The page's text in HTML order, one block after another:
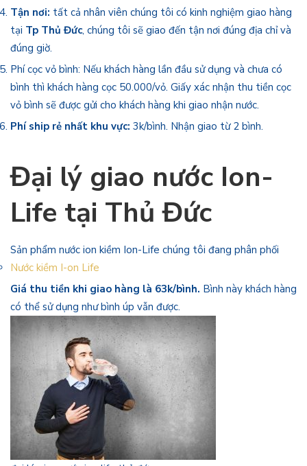
Tận nơi: tất cả nhân viên chúng tôi có kinh nghiệm giao hàng
tại Tp Thủ Đức, chúng tôi sẽ giao đến tận nơi đúng địa chỉ và
đúng giờ.
Phí cọc vỏ bình: Nếu khách hàng lần đầu sử dụng và chưa có
bình thì khách hàng cọc 50.000/vỏ. Giấy xác nhận thu tiền cọc
vỏ bình sẽ được gửi cho khách hàng khi giao nhận nước.
Phí ship rẻ nhất khu vực: 3k/bình. Nhận giao từ 2 bình.
Đại lý giao nước Ion-
Life tại Thủ Đức
Sản phẩm nước ion kiềm Ion-Life chúng tôi đang phân phối
Nước kiềm I-on Life
Giá thu tiền khi giao hàng là 63k/bình. Bình này khách hàng
có thể sử dụng như bình úp vẫn được.